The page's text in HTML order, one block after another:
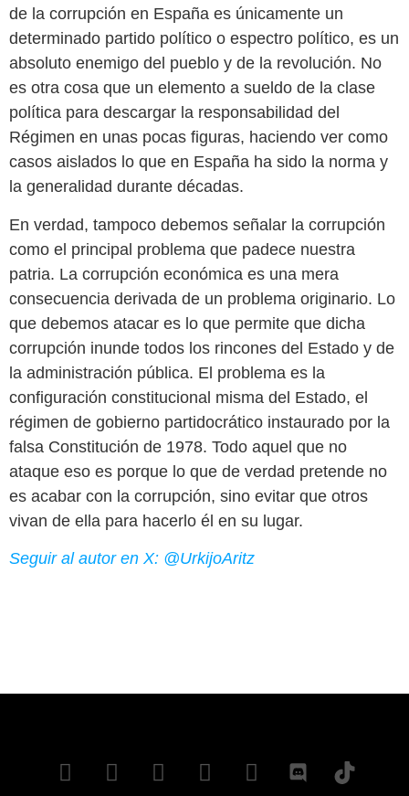
de la corrupción en España es únicamente un
determinado partido político o espectro político, es un
absoluto enemigo del pueblo y de la revolución. No
es otra cosa que un elemento a sueldo de la clase
política para descargar la responsabilidad del
Régimen en unas pocas figuras, haciendo ver como
casos aislados lo que en España ha sido la norma y
la generalidad durante décadas.
En verdad, tampoco debemos señalar la corrupción
como el principal problema que padece nuestra
patria. La corrupción económica es una mera
consecuencia derivada de un problema originario. Lo
que debemos atacar es lo que permite que dicha
corrupción inunde todos los rincones del Estado y de
la administración pública. El problema es la
configuración constitucional misma del Estado, el
régimen de gobierno partidocrático instaurado por la
falsa Constitución de 1978. Todo aquel que no
ataque eso es porque lo que de verdad pretende no
es acabar con la corrupción, sino evitar que otros
vivan de ella para hacerlo él en su lugar.
Seguir al autor en X: @UrkijoAritz